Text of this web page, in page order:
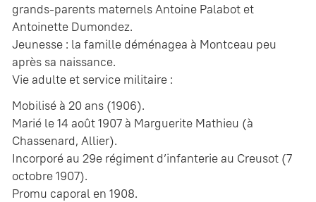
grands-parents maternels Antoine Palabot et
Antoinette Dumondez.
Jeunesse : la famille déménagea à Montceau peu
après sa naissance.
Vie adulte et service militaire :
Mobilisé à 20 ans (1906).
Marié le 14 août 1907 à Marguerite Mathieu (à
Chassenard, Allier).
Incorporé au 29e régiment d’infanterie au Creusot (7
octobre 1907).
Promu caporal en 1908.